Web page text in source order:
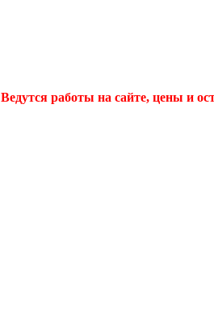
Ведутся работы на сайте, цены и